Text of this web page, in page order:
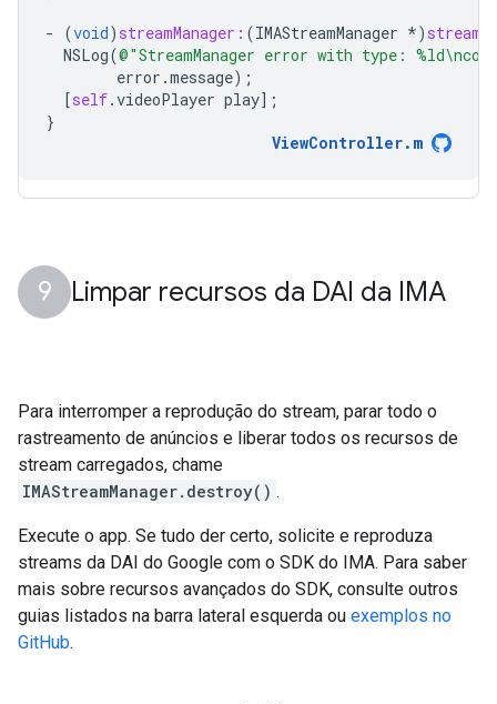
- (void) streamManager: (IMAStreamManager *)
NSLog(@"StreamManager error with type: %ld\n
error .message);
[self.videoPlayer play];
}
ViewController. m
Limpar recursos da DAI da IMA
Para interromper a reprodução do stream, parar todo o
rastreamento de anúncios e liberar todos os recursos de
stream carregados, chame
IMAStreamManager.destroy() .
Execute o app. Se tudo der certo, solicite e reproduza
streams da DAI do Google com o SDK do IMA. Para saber
mais sobre recursos avançados do SDK, consulte outros
guias listados na barra lateral esquerda ou exemplos no
GitHub.